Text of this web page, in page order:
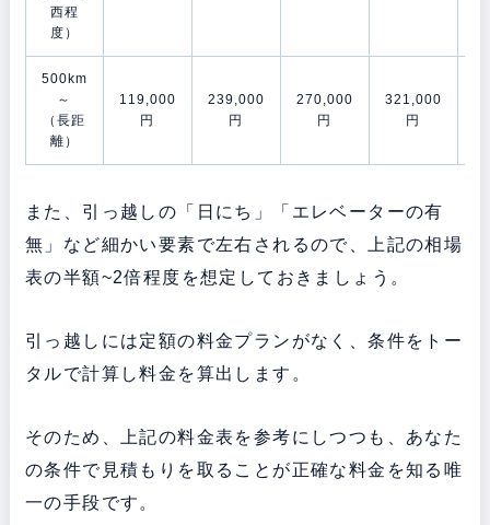
西程
度）
500km
～
（長距
離）
119,000
円
239,000
円
270,000
円
321,000
円
また、引っ越しの「日にち」「エレベーターの有
無」など細かい要素で左右されるので、上記の相場
表の半額~2倍程度を想定しておきましょう。
引っ越しには定額の料金プランがなく、条件をトー
タルで計算し料金を算出します。
そのため、上記の料金表を参考にしつつも、あなた
の条件で見積もりを取ることが正確な料金を知る唯
一の手段です。